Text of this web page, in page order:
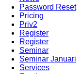
Password Reset
Pricing
Priv2
Register
Register
Seminar
Seminar Januari
Services